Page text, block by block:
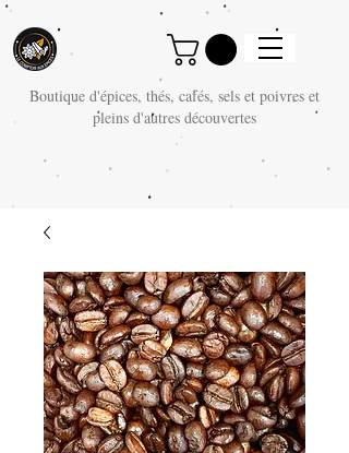
Boutique d'épices, thés, cafés, sels et poivres et
pleins d'autres découvertes